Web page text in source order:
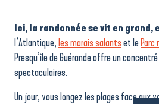
Ici, la randonnée se vit en grand,
l’Atlantique, les marais salantset le
Presqu’île de Guérande offre un
spectaculaires.
Un jour, vous longez les plages face aux